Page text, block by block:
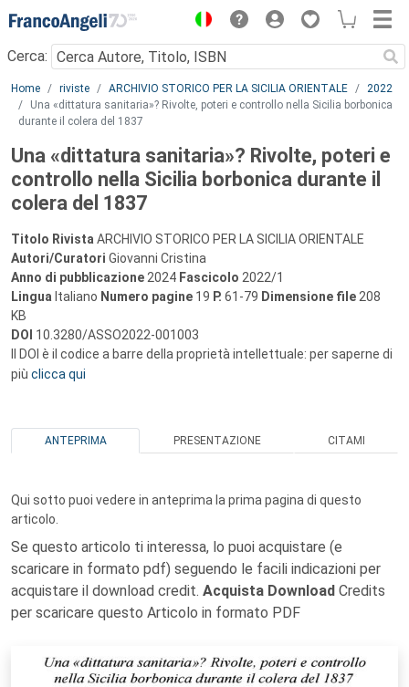
Menu
Cerca:
Main content
Home riviste ARCHIVIO STORICO PER LA SICILIA ORIENTALE
2022
Una «dittatura sanitaria»? Rivolte, poteri e controllo nella Sicilia borbonica
durante il colera del 1837
Una «dittatura sanitaria»? Rivolte, poteri e
controllo nella Sicilia borbonica durante il
colera del 1837
Titolo Rivista ARCHIVIO STORICO PER LA SICILIA ORIENTALE
Autori/Curatori Giovanni Cristina
Anno di pubblicazione 2024 Fascicolo 2022/1
Lingua Italiano Numero pagine 19 P. 61-79 Dimensione file 208
KB
DOI 10.3280/ASSO2022-001003
Il DOI è il codice a barre della proprietà intellettuale: per saperne di
più clicca qui
ANTEPRIMA PRESENTAZIONE CITAMI
Qui sotto puoi vedere in anteprima la prima pagina di questo
articolo.
Se questo articolo ti interessa, lo puoi acquistare (e
scaricare in formato pdf) seguendo le facili indicazioni per
acquistare il download credit. Acquista Download Credits
per scaricare questo Articolo in formato PDF